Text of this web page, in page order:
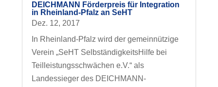
DEICHMANN Förderpreis für Integration
in Rheinland-Pfalz an SeHT
Dez. 12, 2017
In Rheinland-Pfalz wird der gemeinnützige
Verein „SeHT SelbständigkeitsHilfe bei
Teilleistungs­schwächen e.V.“ als
Landessieger des DEICHMANN-